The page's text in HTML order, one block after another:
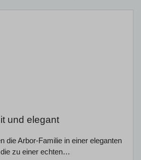
und elegant
die Arbor-Familie in einer eleganten
zu einer echten…